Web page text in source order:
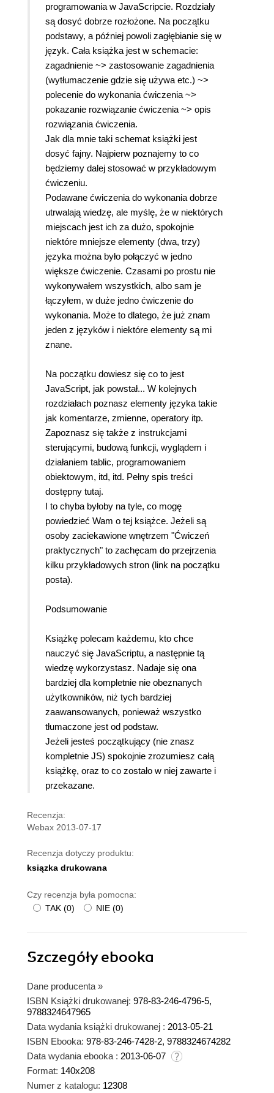
programowania w JavaScripcie. Rozdziały
są dosyć dobrze rozłożone. Na początku
podstawy, a później powoli zagłębianie się w
język. Cała książka jest w schemacie:
zagadnienie ~> zastosowanie zagadnienia
(wytłumaczenie gdzie się używa etc.) ~>
polecenie do wykonania ćwiczenia ~>
pokazanie rozwiązanie ćwiczenia ~> opis
rozwiązania ćwiczenia.
Jak dla mnie taki schemat książki jest
dosyć fajny. Najpierw poznajemy to co
będziemy dalej stosować w przykładowym
ćwiczeniu.
Podawane ćwiczenia do wykonania dobrze
utrwalają wiedzę, ale myślę, że w niektórych
miejscach jest ich za dużo, spokojnie
niektóre mniejsze elementy (dwa, trzy)
języka można było połączyć w jedno
większe ćwiczenie. Czasami po prostu nie
wykonywałem wszystkich, albo sam je
łączyłem, w duże jedno ćwiczenie do
wykonania. Może to dlatego, że już znam
jeden z języków i niektóre elementy są mi
znane.
Na początku dowiesz się co to jest
JavaScript, jak powstał... W kolejnych
rozdziałach poznasz elementy języka takie
jak komentarze, zmienne, operatory itp.
Zapoznasz się także z instrukcjami
sterującymi, budową funkcji, wyglądem i
działaniem tablic, programowaniem
obiektowym, itd, itd. Pełny spis treści
dostępny tutaj.
I to chyba byłoby na tyle, co mogę
powiedzieć Wam o tej książce. Jeżeli są
osoby zaciekawione wnętrzem "Ćwiczeń
praktycznych" to zachęcam do przejrzenia
kilku przykładowych stron (link na początku
posta).
Podsumowanie
Książkę polecam każdemu, kto chce
nauczyć się JavaScriptu, a następnie tą
wiedzę wykorzystasz. Nadaje się ona
bardziej dla kompletnie nie obeznanych
użytkowników, niż tych bardziej
zaawansowanych, ponieważ wszystko
tłumaczone jest od podstaw.
Jeżeli jesteś początkujący (nie znasz
kompletnie JS) spokojnie zrozumiesz całą
książkę, oraz to co zostało w niej zawarte i
przekazane.
Recenzja:
Webax 2013-07-17
Recenzja dotyczy produktu:
ksiązka drukowana
Czy recenzja była pomocna:
TAK (0) NIE (0)
Szczegółyebooka
Dane producenta »
ISBN Książki drukowanej: 978-83-246-4796-5,
9788324647965
Data wydania książki drukowanej : 2013-05-21
ISBN Ebooka: 978-83-246-7428-2, 9788324674282
Data wydania ebooka : 2013-06-07
Format: 140x208
Numer z katalogu: 12308